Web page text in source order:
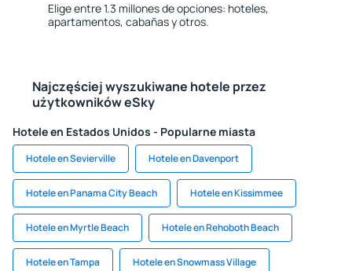
Elige entre 1.3 millones de opciones: hoteles,
apartamentos, cabañas y otros.
Najczęściej wyszukiwane hotele przez
użytkowników eSky
Hotele en Estados Unidos - Popularne miasta
Hotele en Sevierville Hotele en Davenport
Hotele en Panama City Beach Hotele en Kissimmee
Hotele en Myrtle Beach Hotele en Rehoboth Beach
Hotele en Tampa Hotele en Snowmass Village